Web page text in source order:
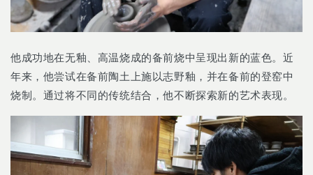
他成功地在无釉、高温烧成的备前烧中呈现出新的蓝色。近
年来，他尝试在备前陶土上施以志野釉，并在备前的登窑中
烧制。通过将不同的传统结合，他不断探索新的艺术表现。